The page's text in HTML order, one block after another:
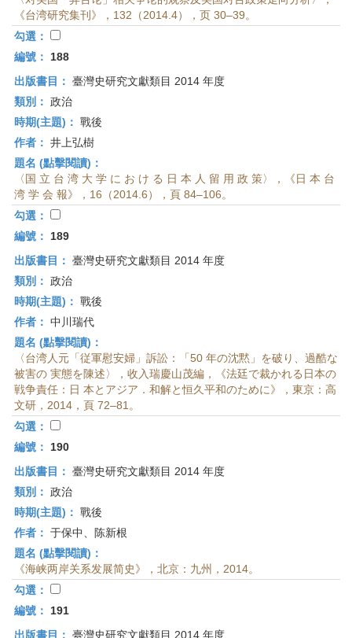
《台湾研究集刊》，132（2014.4），页 30–39。
勾選：
編號：
188
出版書目： 臺灣史研究文獻類目 2014 年度
類別： 政治
時期(主題)： 戰後
作者： 井上弘樹
題名 (點擊閱讀)：
〈国 立 台 湾 大 学 に お け る 日 本 人 留 用 政 策〉，《日 本 台
湾 学 会 報》，16（2014.6），頁 84–106。
勾選：
編號：
189
出版書目： 臺灣史研究文獻類目 2014 年度
類別： 政治
時期(主題)： 戰後
作者： 中川瑞代
題名 (點擊閱讀)：
〈台湾人元「従軍慰安婦」訴訟：「50 年の沈黙」を破り、過酷な
被害の 実態を陳述〉，收入瑞慶山茂編，《法廷で裁かれる日本の
戦争責任：日 本とアジア．和解と恒久平和のために》，東京：高
文研，2014，頁 72–81。
勾選：
編號：
190
出版書目： 臺灣史研究文獻類目 2014 年度
類別： 政治
時期(主題)： 戰後
作者： 于保中、陈新根
題名 (點擊閱讀)：
《海峡两岸关系发展简史》，北京：九州，2014。
勾選：
編號：
191
出版書目： 臺灣史研究文獻類目 2014 年度